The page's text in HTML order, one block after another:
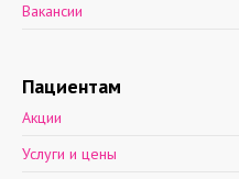
Вакансии
Пациентам
Акции
Услуги и цены